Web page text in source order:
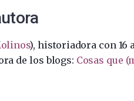
), historiadora con 16
de los blogs: Cosas que